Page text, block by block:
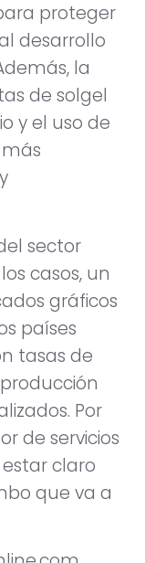
proteger
desarrollo
la
de solgel
y el uso de
sector
casos, un
gráficos
países
tasas de
Por
de servicios
claro
que va a